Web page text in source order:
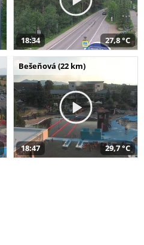
18:34 27,8 °C
Bešeňová (22 km)
18:47 29,7 °C